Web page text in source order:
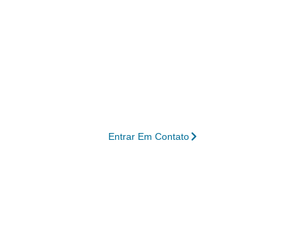
Entrar Em Contato